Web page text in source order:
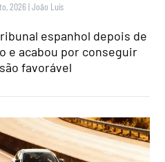
2026 |João Luís
espanhol depois de
e acabou por conseguir
favorável